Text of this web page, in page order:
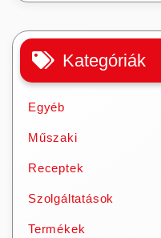
Kategóriák
Egyéb
Műszaki
Receptek
Szolgáltatások
Termékek